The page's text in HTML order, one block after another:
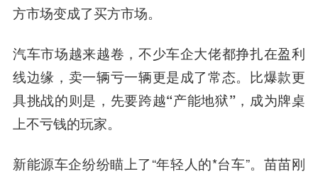
方市场变成了买方市场。
汽车市场越来越卷，不少车企大佬都挣扎在盈利
线边缘，卖一辆亏一辆更是成了常态。 比爆款更
具挑战的则是，先要跨越“产能地狱”，成为牌桌
上不亏钱的玩家。
新能源车企纷纷瞄上了“年轻人的*台车”。苗苗刚